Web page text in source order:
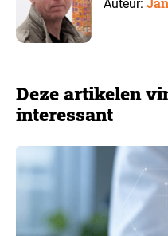
Auteur:
Deze artikelen
interessant